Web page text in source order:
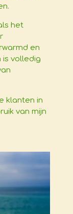
het
en
volledig
klanten in
van mijn